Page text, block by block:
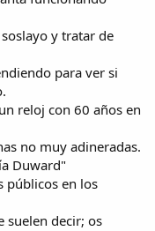
y tratar de
para ver si
reloj con 60 años en
no muy adineradas.
Duward"
públicos en los
suelen decir; os